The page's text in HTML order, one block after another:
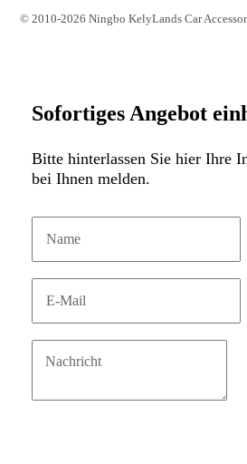
© 2010-2026 Ningbo KelyLands Car
Sofortiges Angebot
Bitte hinterlassen Sie hier Ihre
bei Ihnen melden.